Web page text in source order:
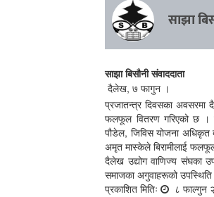
साझा
साझा बिसौनी संवाददाता
दैलेख, ७ फागुन ।
प्रजातन्त्र दिवसका अवसरमा
फलफूल वितरण गरिएको छ ।
पौडेल, जिविस योजना अधिकृत
अमृत मास्केले बिरामीलाई
दैलेख उद्योग वाणिज्य संघका
समाजका अगुवाहरूको
प्रकाशित मितिः
८ फाल्गुन